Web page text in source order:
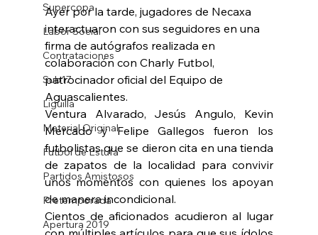
Supercopa
Labor Social
Contrataciones
Sub17
Liguilla
Material Original
Futbol de Estufa
Partidos Amistosos
Pretemporada
Apertura 2019
Ayer por la tarde, jugadores de Necaxa
interactuaron con sus seguidores en una
firma de autógrafos realizada en
colaboración con Charly Futbol,
patrocinador oficial del Equipo de
Aguascalientes.
Ventura Alvarado, Jesús Angulo, Kevin
Mercado y Felipe Gallegos fueron los
futbolistas que se dieron cita en una tienda
de zapatos de la localidad para convivir
unos momentos con quienes los apoyan
de manera incondicional.
Cientos de aficionados acudieron al lugar